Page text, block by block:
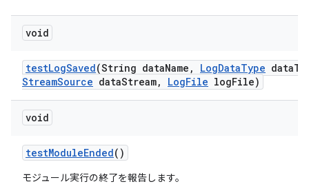
void
testLogSaved(String dataName , LogDataType data
StreamSource dataStream, LogFile logFile)
void
testModuleEnded()
モジュール実行の終了を報告します。